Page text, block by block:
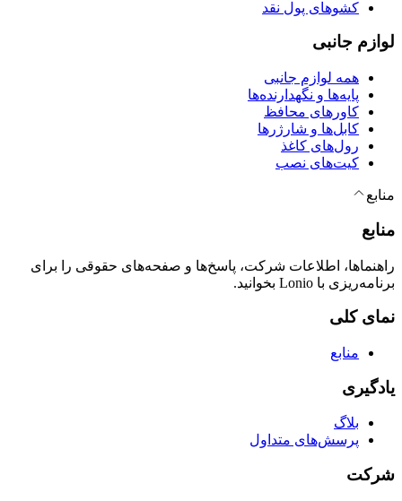
کشوهای پول نقد
لوازم جانبی
همه لوازم جانبی
پایه‌ها و نگهدارنده‌ها
کاورهای محافظ
کابل‌ها و شارژرها
رول‌های کاغذ
کیت‌های نصب
منابع
منابع
راهنماها، اطلاعات شرکت، پاسخ‌ها و صفحه‌های حقوقی را برای
برنامه‌ریزی با Lonio بخوانید.
نمای کلی
منابع
یادگیری
بلاگ
پرسش‌های متداول
شرکت